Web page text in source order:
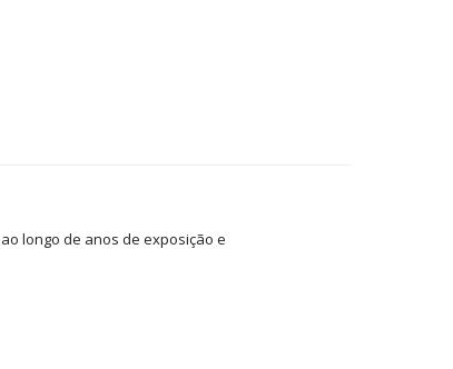
longo de anos de exposição e